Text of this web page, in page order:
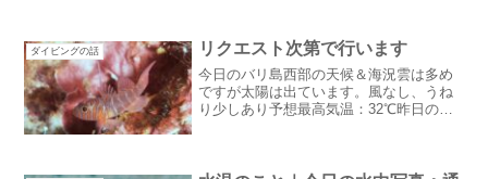
んじゃないかな最近の出物GW先乗りした
ゲスト様達のログを見...
ダイビングの話 リクエスト次第で行います
今日のバリ島西部の天候＆海況雲は多め
ですが太陽は出ています。風なし、うね
り少しあり予想最高気温：32℃昨日の水